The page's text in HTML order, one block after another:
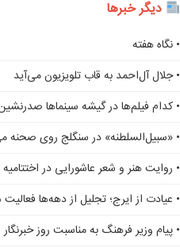
دیگر خبرها
• نگاه هفته
• جلال آل‌احمد به قاب تلویزیون می‌آید
• کدام فیلم‌ها در گیشه سینماها
• «سبیل‌السلطنه» در سنگلج روی صحنه
• روایت هنر و شعر عاشورایی در
• عیادت از ایرج؛ تجلیل از دهه‌ها فعالیت
• پیام وزیر فرهنگ به مناسبت روز خبرنگار